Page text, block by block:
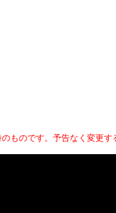
のです。予告なく変更す